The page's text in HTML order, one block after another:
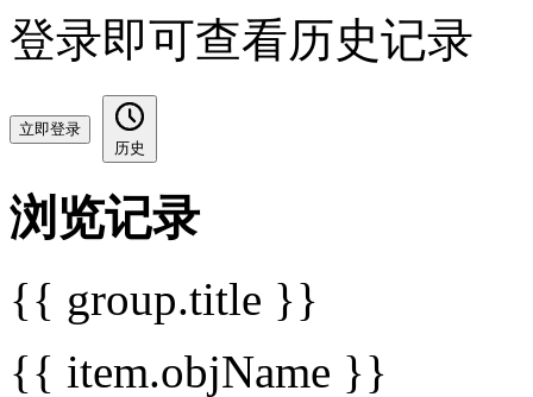
登录即可查看历史记录
立即登录
历史
浏览记录
{{ group.title }}
{{ item.objName }}